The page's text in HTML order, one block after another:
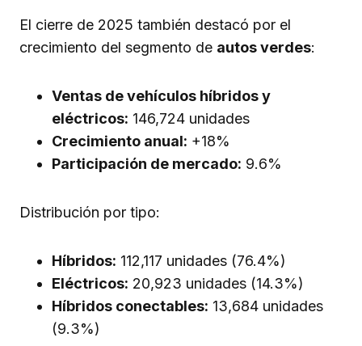
El cierre de 2025 también destacó por el
crecimiento del segmento de autos verdes:
Ventas de vehículos híbridos y
eléctricos: 146,724 unidades
Crecimiento anual: +18%
Participación de mercado: 9.6%
Distribución por tipo:
Híbridos: 112,117 unidades (76.4%)
Eléctricos: 20,923 unidades (14.3%)
Híbridos conectables: 13,684 unidades
(9.3%)